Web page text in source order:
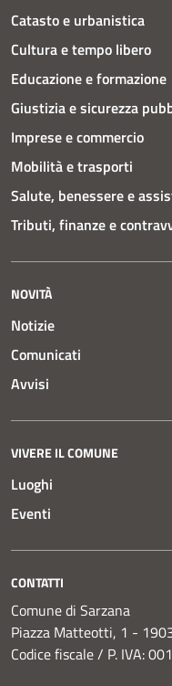
Catasto e urbanistica
Cultura e tempo libero
Educazione e formazione
Giustizia e sicurezza
Imprese e commercio
Mobilità e trasporti
Salute, benessere e
Tributi, finanze e
NOVITÀ
Notizie
Comunicati
Avvisi
VIVERE IL COMUNE
Luoghi
Eventi
CONTATTI
Comune di Sarzana
Piazza Matteotti, 1 -
Codice fiscale / P. IVA: